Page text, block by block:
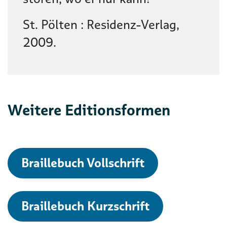
St. Pölten : Residenz-Verlag,
2009.
Weitere Editionsformen
Braillebuch Vollschrift
Braillebuch Kurzschrift